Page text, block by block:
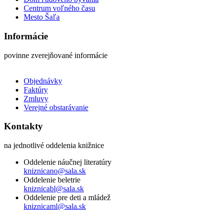
Centrum voľného času
Mesto Šaľa
Informácie
povinne zverejňované informácie
Objednávky
Faktúry
Zmluvy
Verejné obstarávanie
Kontakty
na jednotlivé oddelenia knižnice
Oddelenie náučnej literatúry
kniznicano@sala.sk
Oddelenie beletrie
kniznicabl@sala.sk
Oddelenie pre deti a mládež
kniznicaml@sala.sk